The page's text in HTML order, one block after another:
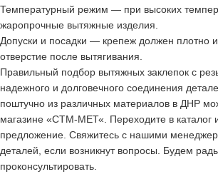
Температурный режим — при высоких
жаропрочные вытяжные изделия.
Допуски и посадки — крепеж должен плотно
отверстие после вытягивания.
Правильный подбор вытяжных заклепок с
надежного и долговечного соединения
поштучно из различных материалов в ДНР
магазине «СТМ-МЕТ«. Переходите в каталог
предложение. Свяжитесь с нашими
деталей, если возникнут вопросы. Будем
проконсультировать.